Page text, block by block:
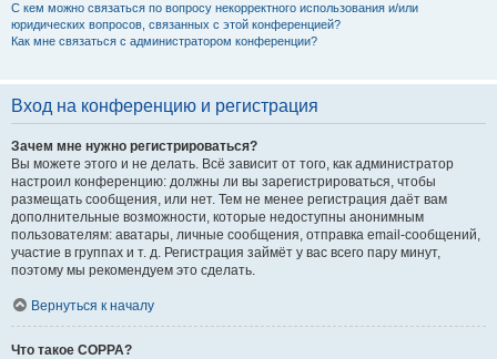
С кем можно связаться по вопросу некорректного использования и/или
юридических вопросов, связанных с этой конференцией?
Как мне связаться с администратором конференции?
Вход на конференцию и регистрация
Зачем мне нужно регистрироваться?
Вы можете этого и не делать. Всё зависит от того, как администратор
настроил конференцию: должны ли вы зарегистрироваться, чтобы
размещать сообщения, или нет. Тем не менее регистрация даёт вам
дополнительные возможности, которые недоступны анонимным
пользователям: аватары, личные сообщения, отправка email-сообщений,
участие в группах и т. д. Регистрация займёт у вас всего пару минут,
поэтому мы рекомендуем это сделать.
Вернуться к началу
Что такое COPPA?